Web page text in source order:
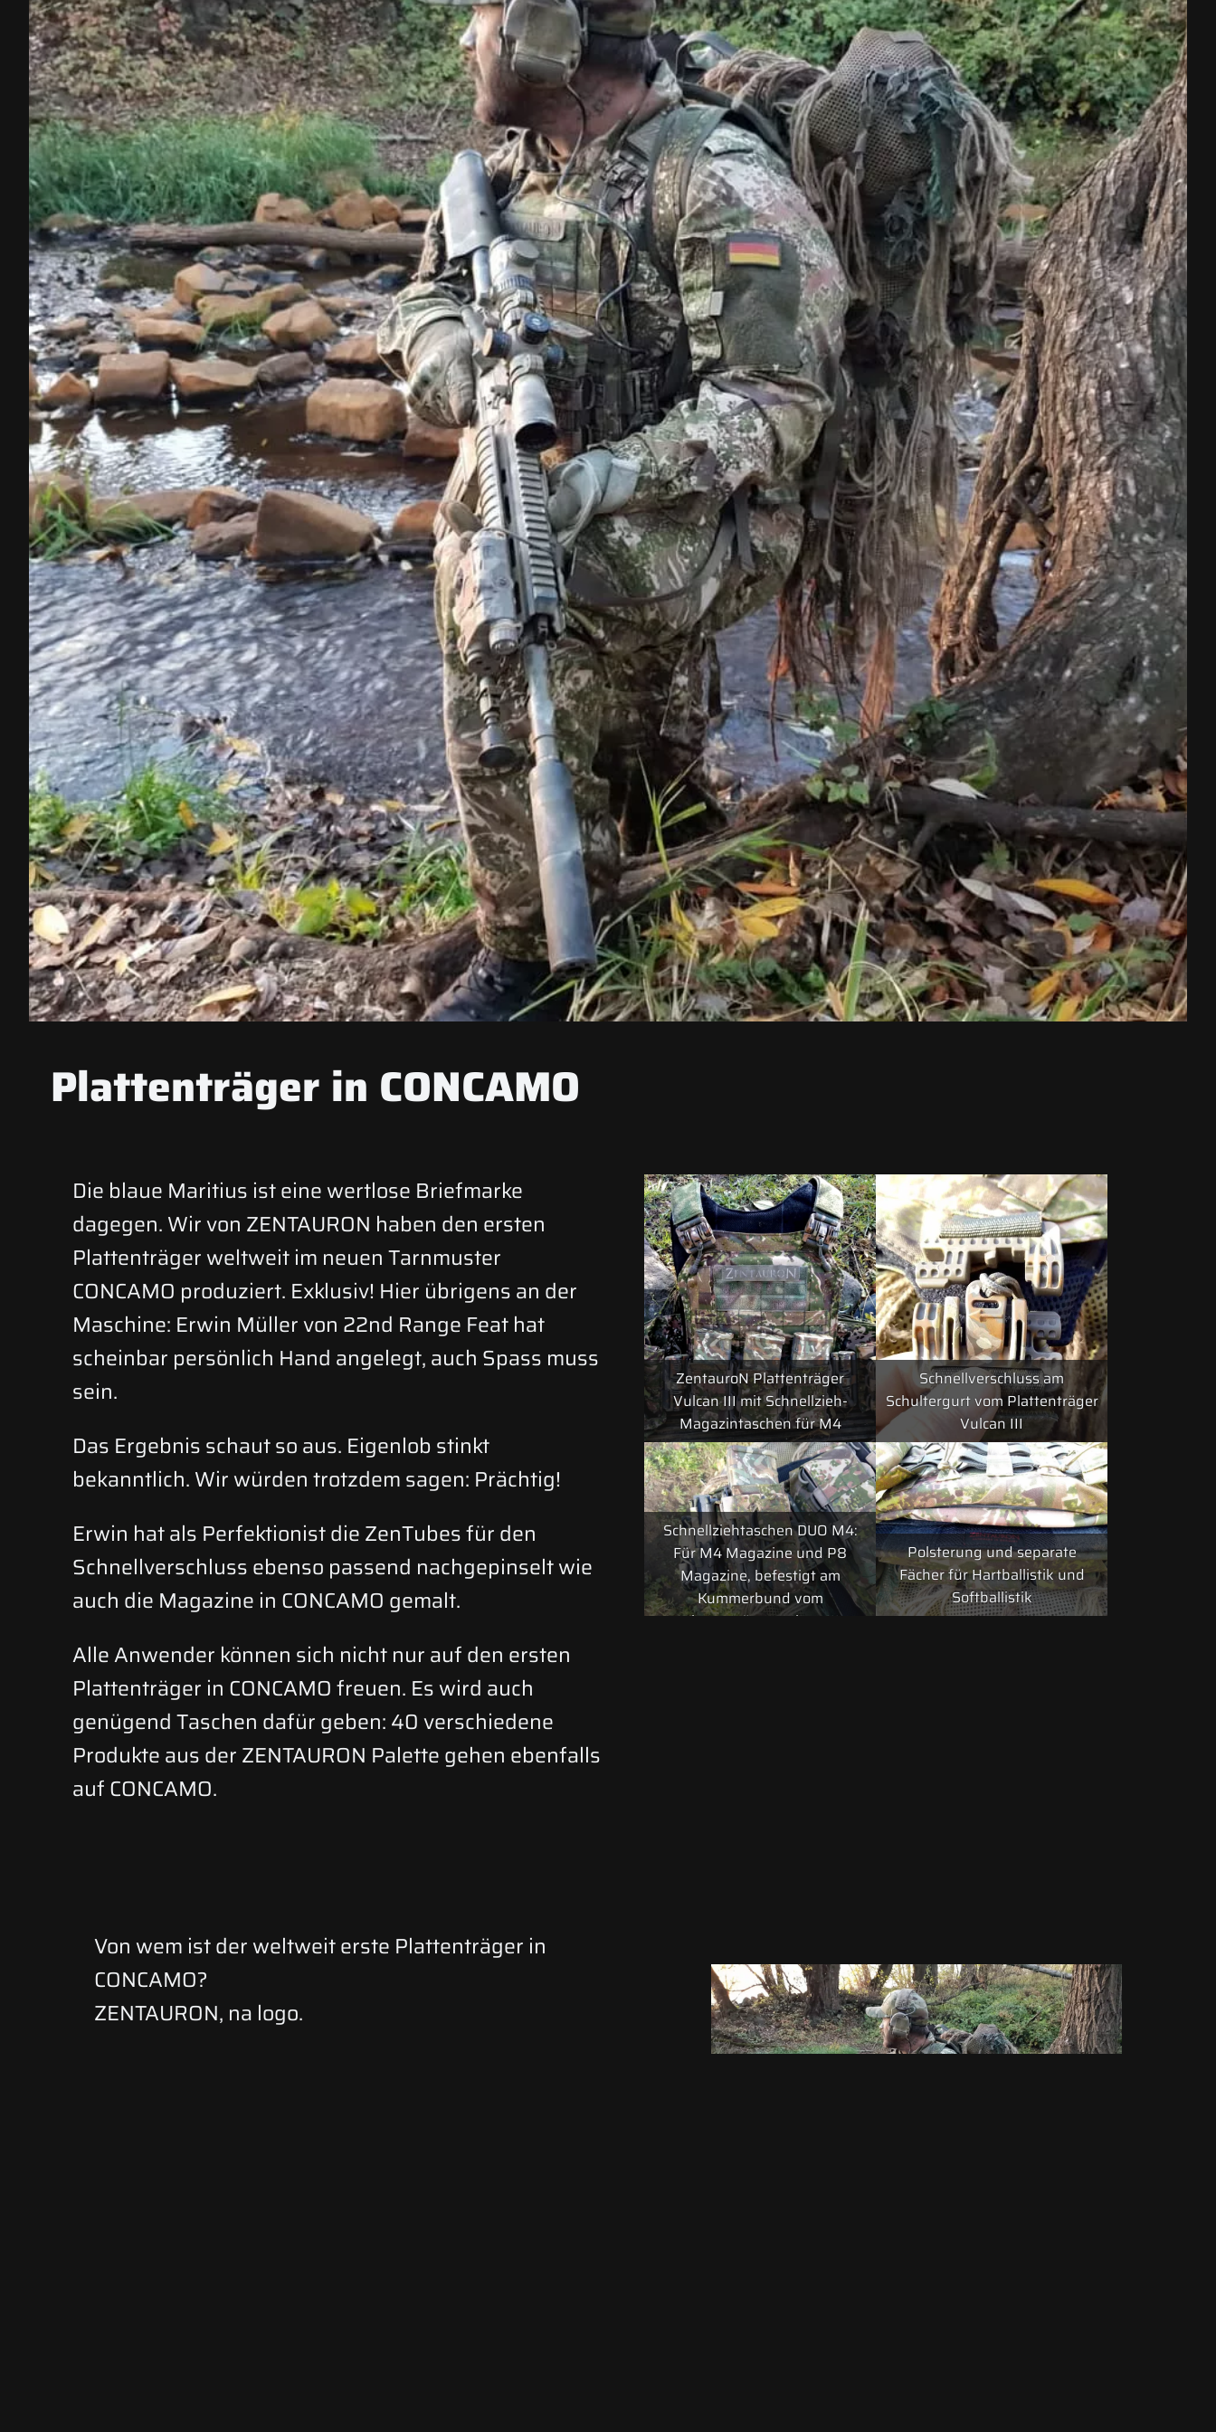
Plattenträger in CONCAMO
Die blaue Maritius ist eine wertlose Briefmarke
dagegen. Wir von ZENTAURON haben den ersten
Plattenträger weltweit im neuen Tarnmuster
CONCAMO produziert. Exklusiv! Hier übrigens an der
Maschine: Erwin Müller von 22nd Range Feat hat
scheinbar persönlich Hand angelegt, auch Spass muss
sein.
Das Ergebnis schaut so aus. Eigenlob stinkt
bekanntlich. Wir würden trotzdem sagen: Prächtig!
Erwin hat als Perfektionist die ZenTubes für den
Schnellverschluss ebenso passend nachgepinselt wie
auch die Magazine in CONCAMO gemalt.
Alle Anwender können sich nicht nur auf den ersten
Plattenträger in CONCAMO freuen. Es wird auch
genügend Taschen dafür geben: 40 verschiedene
Produkte aus der ZENTAURON Palette gehen ebenfalls
auf CONCAMO.
ZentauroN Plattenträger
Vulcan III mit Schnellzieh-
Magazintaschen für M4
Schnellverschluss am
Schultergurt vom Plattenträger
Vulcan III
Schnellziehtaschen DUO M4:
Für M4 Magazine und P8
Magazine, befestigt am
Kummerbund vom
Plattenträger Vulcan III
Polsterung und separate
Fächer für Hartballistik und
Softballistik
Von wem ist der weltweit erste Plattenträger in
CONCAMO?
ZENTAURON, na logo.